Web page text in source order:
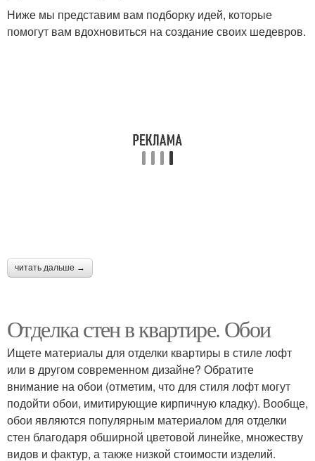
Ниже мы представим вам подборку идей, которые
помогут вам вдохновиться на создание своих шедевров.
читать дальше →
Отделка стен в квартире. Обои
Ищете материалы для отделки квартиры в стиле лофт
или в другом современном дизайне? Обратите
внимание на обои (отметим, что для стиля лофт могут
подойти обои, имитирующие кирпичную кладку). Вообще,
обои являются популярным материалом для отделки
стен благодаря обширной цветовой линейке, множеству
видов и фактур, а также низкой стоимости изделий.